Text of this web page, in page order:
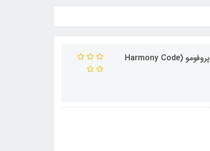
ادکلن فراگرنس ورد هارمونی کد اینتنس رایحه جورجیو آرمانی کد پروفومو (Harmony Code